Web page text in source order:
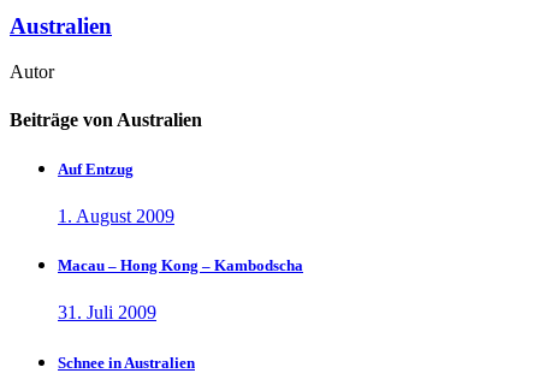
Australien
Autor
Beiträge von Australien
Auf Entzug
1. August 2009
Macau – Hong Kong – Kambodscha
31. Juli 2009
Schnee in Australien